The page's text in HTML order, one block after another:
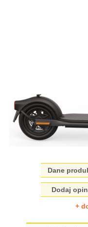
Dane
Dodaj
+